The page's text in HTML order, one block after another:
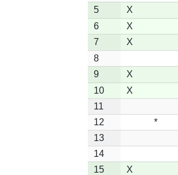
5
X
6
X
7
X
8
9
X
10
X
11
12
*
13
14
15
X